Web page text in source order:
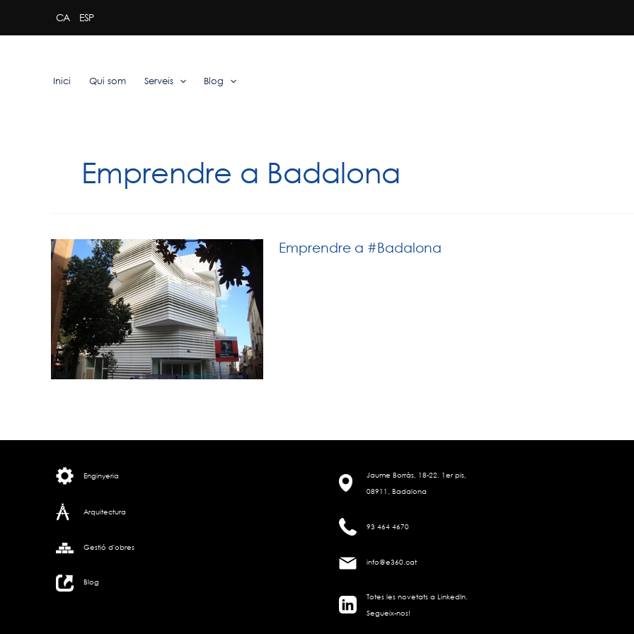
contingut
CA ESP
Inici Qui som Serveis Blog
Emprendre a Badalona
Emprendre a #Badalona
Enginyeria
Arquitectura
Gestió d'obres
Blog
Jaume Borràs, 18-22. 1er pis,
08911, Badalona
93 464 4670
info@e360.cat
Totes les novetats a LinkedIn.
Segueix-nos!